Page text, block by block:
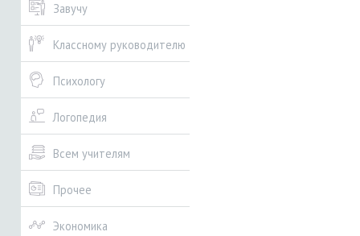
Завучу
Классному руководителю
Психологу
Логопедия
Всем учителям
Прочее
Экономика